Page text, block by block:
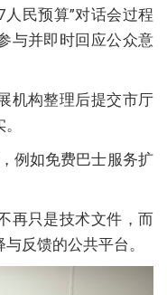
民预算”对话会过程
与并即时回应公众意
机构整理后提交市厅
例如免费巴士服务扩
再只是技术文件，而
反馈的公共平台。